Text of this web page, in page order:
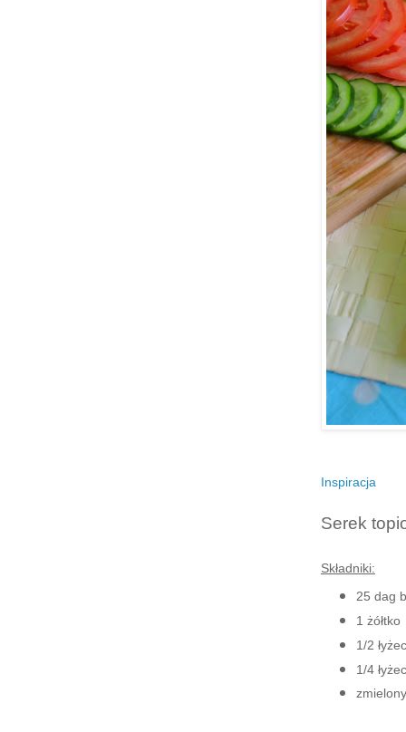
Inspiracja
Serek
Składniki:
25 dag
1 żółtko
1/2
1/4